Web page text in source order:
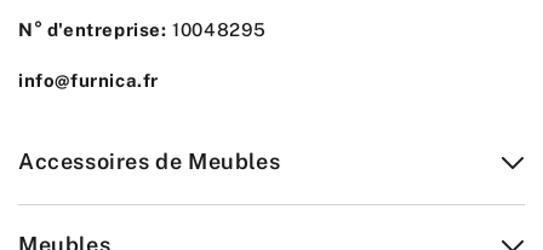
N° d'entreprise: 10048295
info@furnica.fr
Accessoires de Meubles
Meubles